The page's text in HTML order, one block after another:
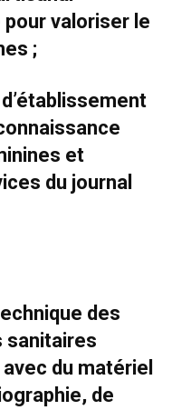
pour valoriser le
;
et
du journal
des
sanitaires
du matériel
de